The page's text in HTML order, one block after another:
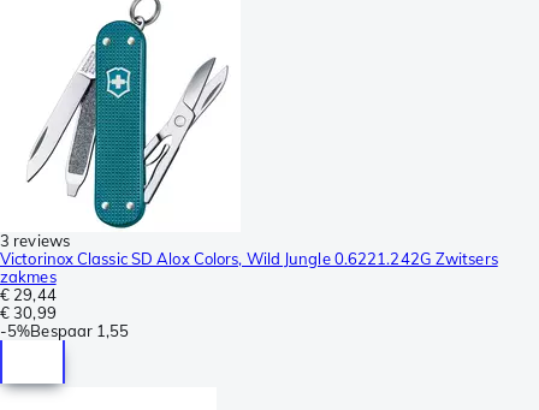
3 reviews
Victorinox Classic SD Alox Colors, Wild Jungle 0.6221.242G Zwitsers
zakmes
€ 29,44
€ 30,99
-5%Bespaar 1,55